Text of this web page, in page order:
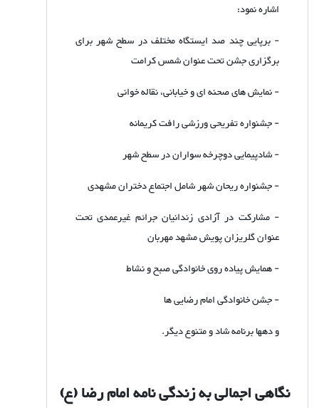
اشاره نمود:
- برپایی چند صد ایستگاه مختلف در سطح شهر برای
برگزاری جشن تحت عنوان شمس کرامت
- نمایش های صحنه ای و خیابانی، نقاله خوانی
- جشنواره تفریحی ورزشی رافت کریمانه
- شادپیمایی دوچرخه سواران در سطح شهر
- جشنواره ریحان شهر شامل اجتماع دختران مشهدی
- مشارکت در آزادی زندانیان جرائم غیرعمدی تحت
عنوان گلریزان پویش مشهد مهربان
- همایش پیاده روی خانوادگی صبح و نشاط
- جشن خانوادگی امام رضایی ها
و دهها برنامه شاد و متنوع دیگر.
نگاهی اجمالی به زندگی نامه امام رضا (ع)